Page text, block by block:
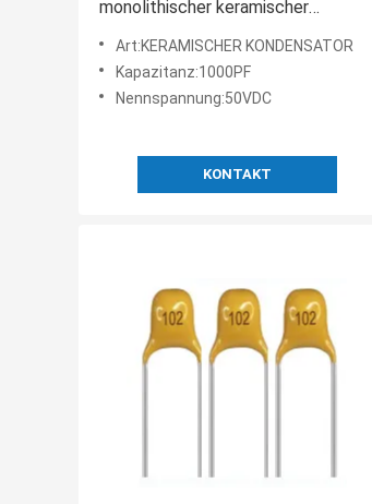
monolithischer keramischer
Kondensator korrosionsbeständig
Art:KERAMISCHER KONDENSATOR
Kapazitanz:1000PF
Nennspannung:50VDC
KONTAKT